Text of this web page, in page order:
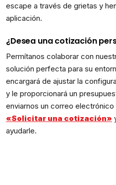
escape a través de grietas y
aplicación.
¿Desea una cotización
Permítanos colaborar con
solución perfecta para su
encargará de ajustar la
y le proporcionará un
enviarnos un correo
«Solicitar una cotización»
ayudarle.